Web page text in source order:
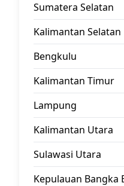
Sumatera Selatan
Kalimantan Selatan
Bengkulu
Kalimantan Timur
Lampung
Kalimantan Utara
Sulawasi Utara
Kepulauan Bangka